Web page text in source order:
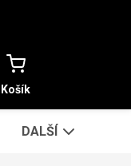
Košík
DALŠÍ